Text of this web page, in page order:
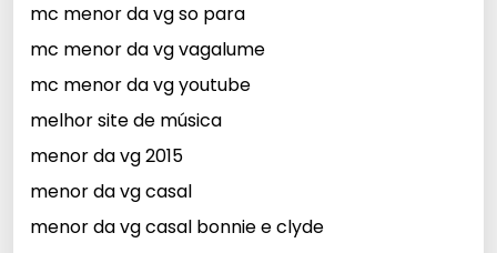
mc menor da vg so para
mc menor da vg vagalume
mc menor da vg youtube
melhor site de música
menor da vg 2015
menor da vg casal
menor da vg casal bonnie e clyde